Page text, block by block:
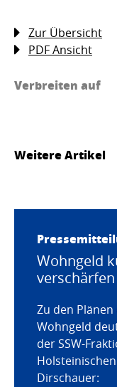
Zur Übersicht
PDF Ansicht
Verbreiten auf
Weitere Artikel
Wohngeld
verschärfen
Zu den
Wohngeld
der SSW-
Dirschauer: